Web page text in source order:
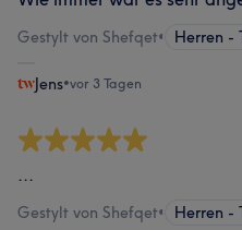
Gestylt von Shefqet• Herren -
Jens•vor 3 Tagen
...
Gestylt von Shefqet• Herren -